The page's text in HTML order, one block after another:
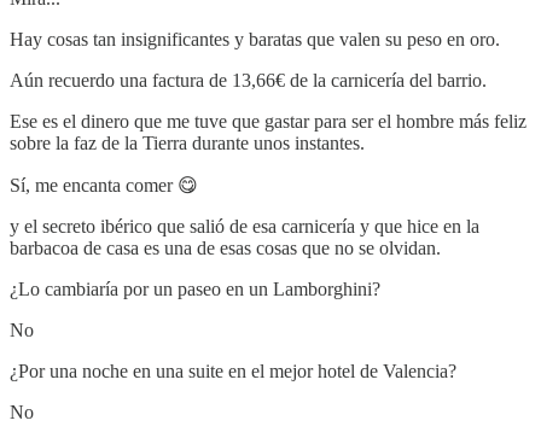
Hay cosas tan insignificantes y baratas que valen su peso en oro.
Aún recuerdo una factura de 13,66€ de la carnicería del barrio.
Ese es el dinero que me tuve que gastar para ser el hombre más feliz
sobre la faz de la Tierra durante unos instantes.
Sí, me encanta comer 😋
y el secreto ibérico que salió de esa carnicería y que hice en la
barbacoa de casa es una de esas cosas que no se olvidan.
¿Lo cambiaría por un paseo en un Lamborghini?
No
¿Por una noche en una suite en el mejor hotel de Valencia?
No